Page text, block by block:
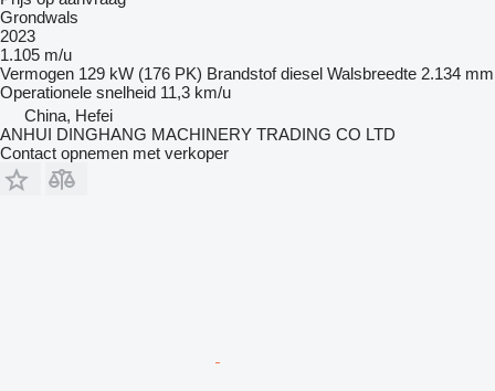
Grondwals
2023
1.105 m/u
Vermogen 129 kW (176 PK) Brandstof diesel Walsbreedte 2.134 mm
Operationele snelheid 11,3 km/u
China, Hefei
ANHUI DINGHANG MACHINERY TRADING CO LTD
Contact opnemen met verkoper